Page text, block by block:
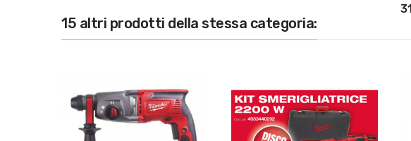
15 altri prodotti della stessa categoria: